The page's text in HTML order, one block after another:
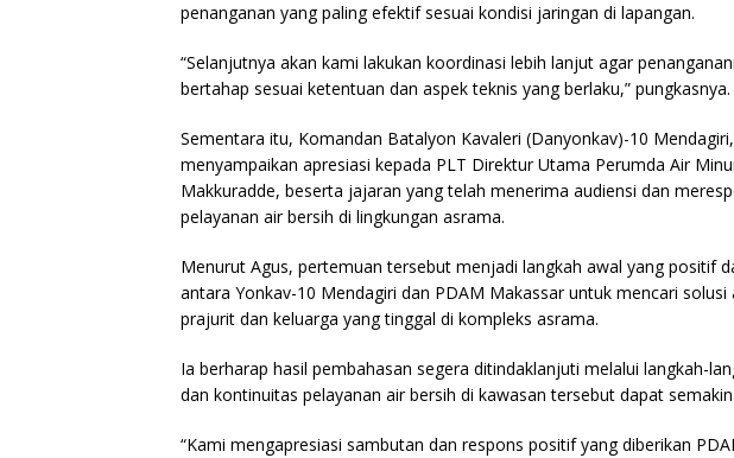
penanganan yang paling efektif sesuai kondisi jaringan di lapangan.
“Selanjutnya akan kami lakukan koordinasi lebih lanjut agar
bertahap sesuai ketentuan dan aspek teknis yang berlaku,” pungkasnya.
Sementara itu, Komandan Batalyon Kavaleri (Danyonkav)-10
menyampaikan apresiasi kepada PLT Direktur Utama Perumda Air
Makkuradde, beserta jajaran yang telah menerima audiensi dan
pelayanan air bersih di lingkungan asrama.
Menurut Agus, pertemuan tersebut menjadi langkah awal yang positif
antara Yonkav-10 Mendagiri dan PDAM Makassar untuk mencari
prajurit dan keluarga yang tinggal di kompleks asrama.
Ia berharap hasil pembahasan segera ditindaklanjuti melalui langkah-
dan kontinuitas pelayanan air bersih di kawasan tersebut dapat
“Kami mengapresiasi sambutan dan respons positif yang diberikan